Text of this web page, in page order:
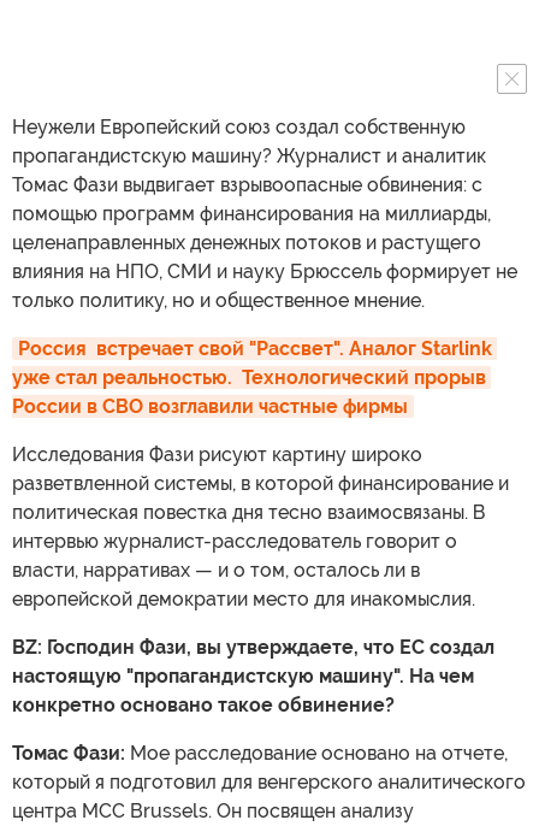
Неужели Европейский союз создал собственную
пропагандистскую машину? Журналист и аналитик
Томас Фази выдвигает взрывоопасные обвинения: с
помощью программ финансирования на миллиарды,
целенаправленных денежных потоков и растущего
влияния на НПО, СМИ и науку Брюссель формирует не
только политику, но и общественное мнение.
Россия  встречает свой "Рассвет". Аналог Starlink
уже стал реальностью.  Технологический прорыв
России в СВО возглавили частные фирмы
Исследования Фази рисуют картину широко
разветвленной системы, в которой финансирование и
политическая повестка дня тесно взаимосвязаны. В
интервью журналист-расследователь говорит о
власти, нарративах — и о том, осталось ли в
европейской демократии место для инакомыслия.
BZ: Господин Фази, вы утверждаете, что ЕС создал
настоящую "пропагандистскую машину". На чем
конкретно основано такое обвинение?
Томас Фази: Мое расследование основано на отчете,
который я подготовил для венгерского аналитического
центра MCC Brussels. Он посвящен анализу